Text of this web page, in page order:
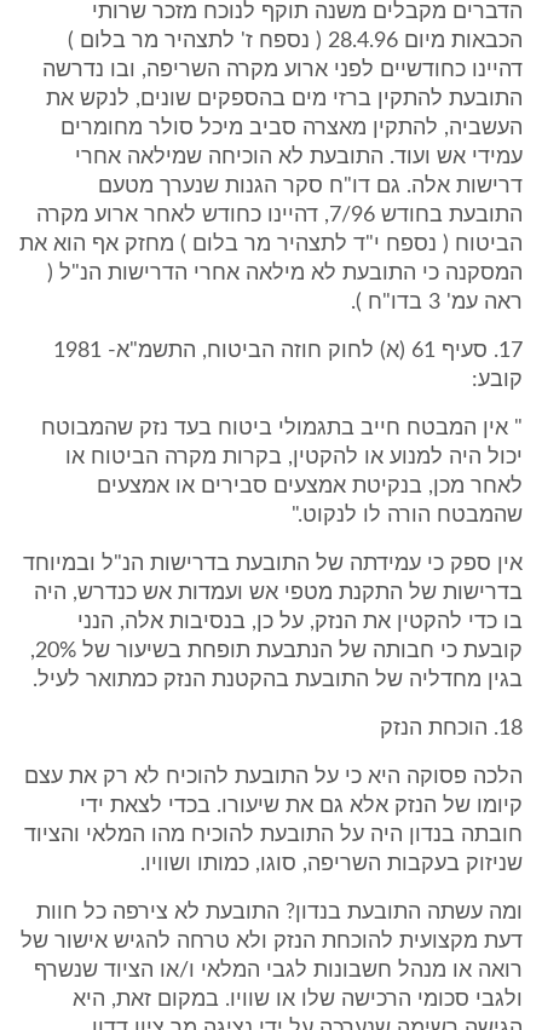
הדברים מקבלים משנה תוקף לנוכח מזכר שרותי
הכבאות מיום 28.4.96 ( נספח ז' לתצהיר מר בלום )
דהיינו כחודשיים לפני ארוע מקרה השריפה, ובו נדרשה
התובעת להתקין ברזי מים בהספקים שונים, לנקש את
העשביה, להתקין מאצרה סביב מיכל סולר מחומרים
עמידי אש ועוד. התובעת לא הוכיחה שמילאה אחרי
דרישות אלה. גם דו"ח סקר הגנות שנערך מטעם
התובעת בחודש 7/96, דהיינו כחודש לאחר ארוע מקרה
הביטוח ( נספח י"ד לתצהיר מר בלום ) מחזק אף הוא את
המסקנה כי התובעת לא מילאה אחרי הדרישות הנ"ל (
ראה עמ' 3 בדו"ח ).
17. סעיף 61 (א) לחוק חוזה הביטוח, התשמ"א- 1981
קובע:
" אין המבטח חייב בתגמולי ביטוח בעד נזק שהמבוטח
יכול היה למנוע או להקטין, בקרות מקרה הביטוח או
לאחר מכן, בנקיטת אמצעים סבירים או אמצעים
שהמבטח הורה לו לנקוט."
אין ספק כי עמידתה של התובעת בדרישות הנ"ל ובמיוחד
בדרישות של התקנת מטפי אש ועמדות אש כנדרש, היה
בו כדי להקטין את הנזק, על כן, בנסיבות אלה, הנני
קובעת כי חבותה של הנתבעת תופחת בשיעור של 20%,
בגין מחדליה של התובעת בהקטנת הנזק כמתואר לעיל.
18. הוכחת הנזק
הלכה פסוקה היא כי על התובעת להוכיח לא רק את עצם
קיומו של הנזק אלא גם את שיעורו. בכדי לצאת ידי
חובתה בנדון היה על התובעת להוכיח מהו המלאי והציוד
שניזוק בעקבות השריפה, סוגו, כמותו ושוויו.
ומה עשתה התובעת בנדון? התובעת לא צירפה כל חוות
דעת מקצועית להוכחת הנזק ולא טרחה להגיש אישור של
רואה או מנהל חשבונות לגבי המלאי ו/או הציוד שנשרף
ולגבי סכומי הרכישה שלו או שוויו. במקום זאת, היא